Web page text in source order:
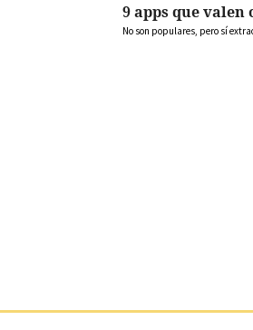
9 apps que valen
No son populares, pero sí